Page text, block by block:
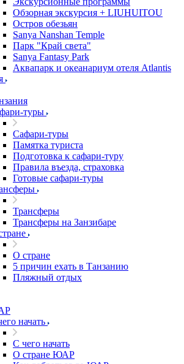
Обзорная экскурсия + LIUHUITOU
Остров обезьян
Sanya Nanshan Temple
Парк "Край света"
Sanya Fantasy Park
Аквапарк и океанариум отеля Atlantis
туры
Сафари-туры
Памятка туриста
Подготовка к сафари-туру
Правила въезда, страховка
Готовые сафари-туры
Трансферы
Трансферы на Занзибаре
О стране
5 причин ехать в Танзанию
Пляжный отдых
начать
С чего начать
О стране ЮАР